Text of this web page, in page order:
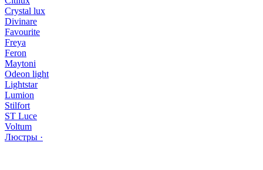
Crystal lux
Divinare
Favourite
Freya
Feron
Maytoni
Odeon light
Lightstar
Lumion
Stilfort
ST Luce
Voltum
Люстры ·